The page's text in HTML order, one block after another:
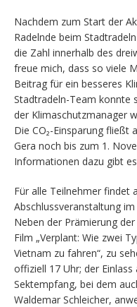
Nachdem zum Start der
Radelnde beim
die Zahl innerhalb des
freue mich, dass so viele
Beitrag für ein besseres
Stadtradeln-Team konnte
der Klimaschutzmanager
Die CO₂-Einsparung fließt
Gera noch bis zum 1.
Informationen dazu gibt
Für alle Teilnehmer findet
Abschlussveranstaltung
Neben der Prämierung
Film „Verplant: Wie zwei
Vietnam zu fahren“, zu
offiziell 17 Uhr; der
Sektempfang, bei dem
Waldemar Schleicher,